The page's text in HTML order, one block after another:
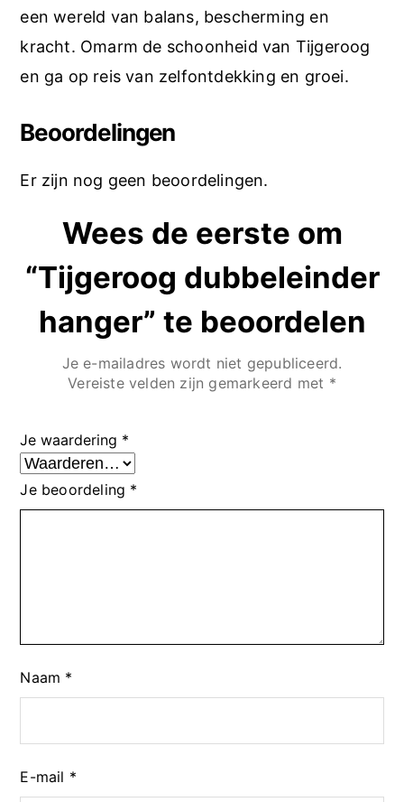
een wereld van balans, bescherming en
kracht. Omarm de schoonheid van Tijgeroog
en ga op reis van zelfontdekking en groei.
Beoordelingen
Er zijn nog geen beoordelingen.
Wees de eerste om
“Tijgeroog dubbeleinder
hanger” te beoordelen
Je e-mailadres wordt niet gepubliceerd.
Vereiste velden zijn gemarkeerd met *
Je waardering *
Je beoordeling *
Naam *
E-mail *